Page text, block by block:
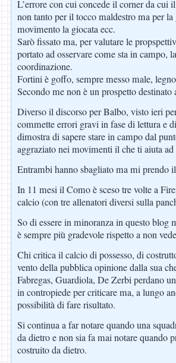
L’errore con cui concede il corner da cui
non tanto per il tocco maldestro ma per
movimento la giocata ecc.
Sarò fissato ma, per valutare le
portato ad osservare come sta in campo,
coordinazione.
Fortini è goffo, sempre messo male,
Secondo me non è un prospetto destinato
Diverso il discorso per Balbo, visto ieri
commette errori gravi in fase di lettura e
dimostra di sapere stare in campo dal
aggraziato nei movimenti il che ti aiuta ad
Entrambi hanno sbagliato ma mi prendo
In 11 mesi il Como è sceso tre volte a
calcio (con tre allenatori diversi sulla
So di essere in minoranza in questo blog
è sempre più gradevole rispetto a non
Chi critica il calcio di possesso, di
vento della pubblica opinione dalla sua
Fabregas, Guardiola, De Zerbi perdano
in contropiede per criticare ma, a lungo
possibilità di fare risultato.
Si continua a far notare quando una
da dietro e non sia fa mai notare quando
costruito da dietro.